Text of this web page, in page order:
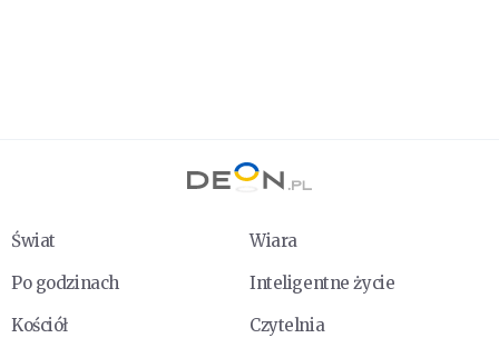
Świat
Wiara
Po godzinach
Inteligentne życie
Kościół
Czytelnia